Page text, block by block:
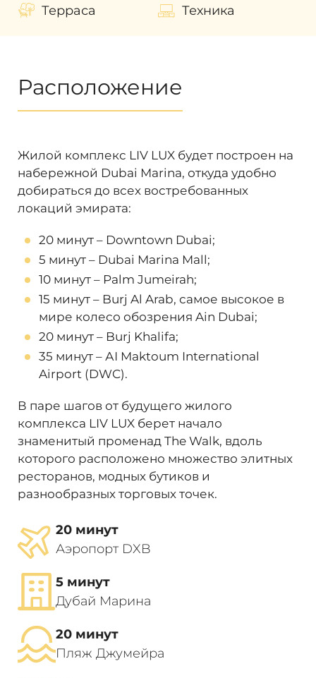
С течением времени этот показатель будет
завершения строительства. А также
выгодно перепродать проект еще на
стадии строительства и получить быстрый
Наши эксперты помогут разобраться во
всех волнующих вас вопросах и помогут с
приобретением недвижимости в Дубае!
Терраса Техника
Расположение
Жилой комплекс LIV LUX будет построен на
набережной Dubai Marina, откуда удобно
добираться до всех востребованных
локаций эмирата:
20 минут – Downtown Dubai;
5 минут – Dubai Marina Mall;
10 минут – Palm Jumeirah;
15 минут – Burj Al Arab, самое высокое в
мире колесо обозрения Ain Dubai;
20 минут – Burj Khalifa;
35 минут – АІ Maktoum International
Airport (DWC).
В паре шагов от будущего жилого
комплекса LIV LUX берет начало
знаменитый променад The Walk, вдоль
которого расположено множество элитных
ресторанов, модных бутиков и
разнообразных торговых точек.
20 минут
Аэропорт DXB
5 минут
Дубай Марина
20 минут
Пляж Джумейра